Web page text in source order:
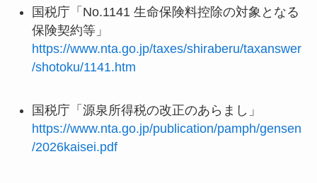
国税庁「No.1141 生命保険料控除の対象となる
保険契約等」
https://www.nta.go.jp/taxes/shiraberu/taxanswer
/shotoku/1141.htm
国税庁「源泉所得税の改正のあらまし」
https://www.nta.go.jp/publication/pamph/gensen
/2026kaisei.pdf